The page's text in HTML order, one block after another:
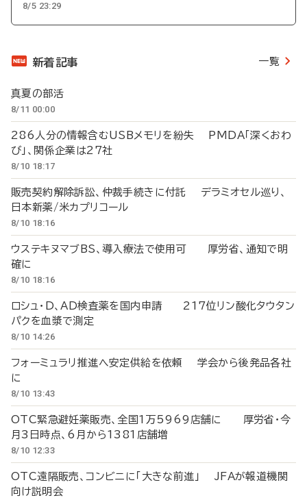
8/5 23:29
新着記事 一覧
真夏の部活
8/11 00:00
286人分の情報含むUSBメモリを紛失 PMDA「深くおわ
び」、関係企業は27社
8/10 18:17
販売契約解除訴訟、仲裁手続きに付託 デラミオセル巡り、
日本新薬/米カプリコール
8/10 18:16
ウステキヌマブBS、導入療法で使用可 厚労省、通知で明
確に
8/10 18:16
ロシュ・D、AD検査薬を国内申請 217位リン酸化タウタン
パクを血漿で測定
8/10 14:26
フォーミュラリ推進へ安定供給を依頼 学会から後発品各社
に
8/10 13:43
OTC緊急避妊薬販売、全国1万5969店舗に 厚労省・今
月3日時点、6月から1381店舗増
8/10 12:33
OTC遠隔販売、コンビニに「大きな前進」 JFAが報道機関
向け説明会